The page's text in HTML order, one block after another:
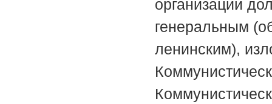
организации
генеральным
ленинским),